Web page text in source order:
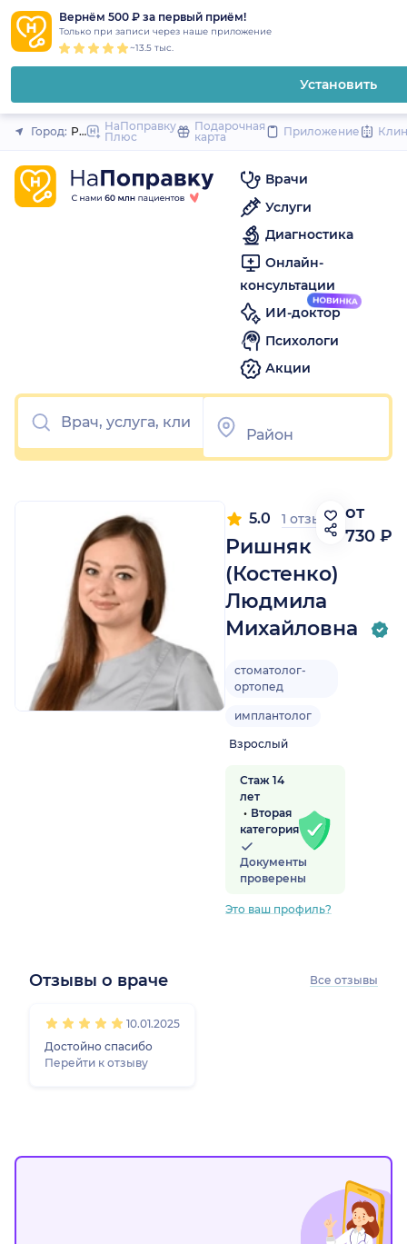
Вернём 500 ₽ за первый приём!
Только при записи через наше приложение
~13.5 тыс.
Установить
Закрыть
Город: Ростов-на-Дону
НаПоправку
Плюс
Подарочная
карта
Приложение
Врачи
Услуги
Диагностика
Онлайн-
консультации
ИИ-доктор
Психологи
Акции
Ришняк
(Костенко)
Людмила
Михайловна
5.0 1 отзыв
стоматолог-
ортопед
имплантолог
Взрослый
Стаж 14
лет
Вторая
категория
Документы
проверены
Это ваш профиль?
от
730 ₽
Отзывы о враче Все отзывы
10.01.2025
Достойно спасибо
Перейти к отзыву